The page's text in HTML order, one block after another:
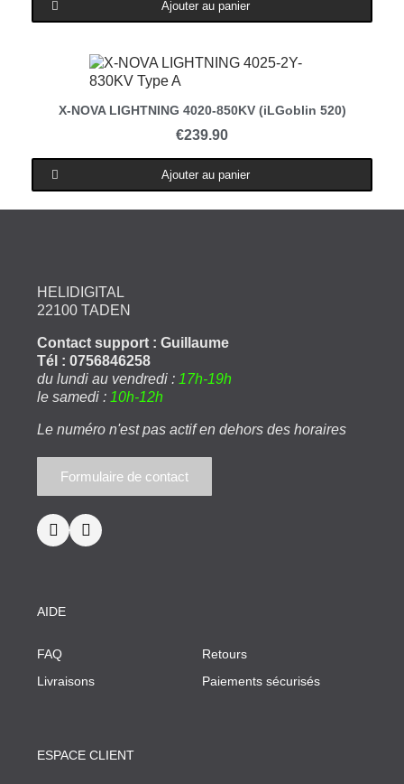
Ajouter au panier
Aperçu rapide
X-NOVA LIGHTNING 4020-850KV (iLGoblin 520)
€239.90
Ajouter au panier
HELIDIGITAL
22100 TADEN
Contact support : Guillaume
Tél : 0756846258
du lundi au vendredi : 17h-19h
le samedi : 10h-12h
Le numéro n'est pas actif en dehors des horaires
Formulaire de contact
AIDE
FAQ
Livraisons
Retours
Paiements sécurisés
ESPACE CLIENT